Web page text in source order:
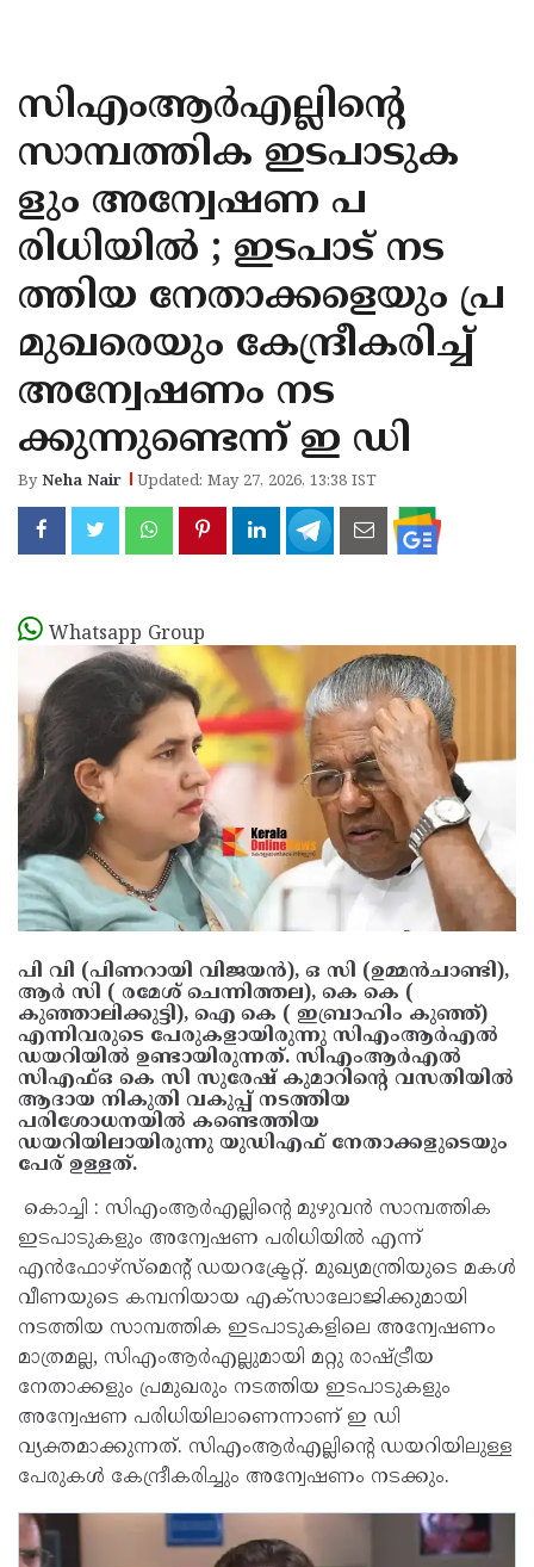
KANNUR
KASARAGOD
സിഎംആർഎല്ലിന്റെ
സാമ്പത്തിക ഇടപാടുക
ളും അന്വേഷണ പ
രിധിയിൽ ; ഇടപാട് നട
ത്തിയ നേതാക്കളെയും പ്ര
മുഖരെയും കേന്ദ്രീകരിച്ച്
അന്വേഷണം നട
ക്കുന്നുണ്ടെന്ന് ഇ ഡി
ByNeha Nair Updated: May 27, 2026, 13:38 IST
Whatsapp Group
പി വി (പിണറായി വിജയൻ), ഒ സി (ഉമ്മൻചാണ്ടി),
ആർ സി ( രമേശ് ചെന്നിത്തല), കെ കെ (
കുഞ്ഞാലിക്കുട്ടി), ഐ കെ ( ഇബ്രാഹിം കുഞ്ഞ്)
എന്നിവരുടെ പേരുകളായിരുന്നു സിഎംആർഎൽ
ഡയറിയിൽ ഉണ്ടായിരുന്നത്. സിഎംആർഎൽ
സിഎഫ്ഒ കെ സി സുരേഷ് കുമാറിന്റെ വസതിയിൽ
ആദായ നികുതി വകുപ്പ് നടത്തിയ
പരിശോധനയിൽ കണ്ടെത്തിയ
ഡയറിയിലായിരുന്നു യുഡിഎഫ് നേതാക്കളുടെയും
പേര് ഉള്ളത്.
കൊച്ചി : സിഎംആർഎല്ലിന്റെ മുഴുവൻ സാമ്പത്തിക
ഇടപാടുകളും അന്വേഷണ പരിധിയിൽ എന്ന്
എൻഫോഴ്‌സ്‌മെന്റ് ഡയറക്ട്രേറ്റ്. മുഖ്യമന്ത്രിയുടെ മകൾ
വീണയുടെ കമ്പനിയായ എക്‌സാലോജിക്കുമായി
നടത്തിയ സാമ്പത്തിക ഇടപാടുകളിലെ അന്വേഷണം
മാത്രമല്ല, സിഎംആർഎല്ലുമായി മറ്റു രാഷ്ട്രീയ
നേതാക്കളും പ്രമുഖരും നടത്തിയ ഇടപാടുകളും
അന്വേഷണ പരിധിയിലാണെന്നാണ് ഇ ഡി
വ്യക്തമാക്കുന്നത്. സിഎംആർഎല്ലിന്റെ ഡയറിയിലുള്ള
പേരുകൾ കേന്ദ്രീകരിച്ചും അന്വേഷണം നടക്കും.